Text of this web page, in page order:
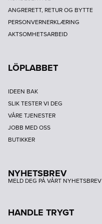
ANGRERETT, RETUR OG BYTTE
PERSONVERNERKLÆRING
AKTSOMHETSARBEID
LÖPLABBET
IDEEN BAK
SLIK TESTER VI DEG
VÅRE TJENESTER
JOBB MED OSS
BUTIKKER
NYHETSBREV
MELD DEG PÅ VÅRT NYHETSBREV
HANDLE TRYGT